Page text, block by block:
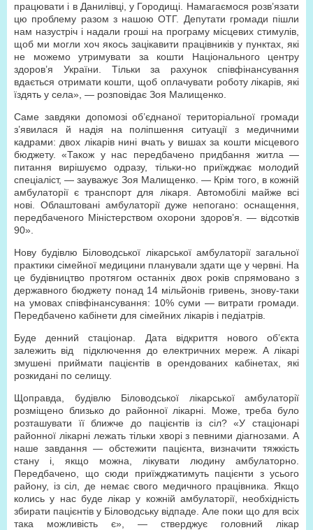
працювати і в Данилівці, у Городищі. Намагаємося розв’язати
цю проблему разом з нашою ОТГ. Депутати громади пішли
нам назустріч і надали гроші на програму місцевих стимулів,
щоб ми могли хоч якось зацікавити працівників у пунктах, які
не можемо утримувати за кошти Національного центру
здоров’я України. Тільки за рахунок співфінансування
вдається отримати кошти, щоб оплачувати роботу лікарів, які
їздять у села», — розповідає Зоя Малищенко.
Саме завдяки допомозі об’єднаної територіальної громади
з’явилася й надія на поліпшення ситуації з медичними
кадрами: двох лікарів нині вчать у вишах за кошти місцевого
бюджету. «Також у нас передбачено придбання житла —
питання вирішуємо одразу, тільки-но приїжджає молодий
спеціаліст, — зауважує Зоя Малищенко. — Крім того, в кожній
амбулаторії є транспорт для лікаря. Автомобілі майже всі
нові. Облаштовані амбулаторії дуже непогано: оснащення,
передбаченого Міністерством охорони здоров’я. — відсотків
90».
Нову будівлю Біловодської лікарської амбулаторії загальної
практики сімейної медицини планували здати ще у червні. На
це будівництво протягом останніх двох років спрямовано з
державного бюджету понад 14 мільйонів гривень, знову-таки
на умовах співфінансування: 10% суми — витрати громади.
Передбачено кабінети для сімейних лікарів і педіатрів.
Буде денний стаціонар. Дата відкриття нового об’єкта
залежить від підключення до електричних мереж. А лікарі
змушені приймати пацієнтів в орендованих кабінетах, які
розкидані по селищу.
Щоправда, будівлю Біловодської лікарської амбулаторії
розміщено близько до районної лікарні. Може, треба було
розташувати її ближче до пацієнтів із сіл? «У стаціонарі
районної лікарні лежать тільки хворі з певними діагнозами. А
наше завдання — обстежити пацієнта, визначити тяжкість
стану і, якщо можна, лікувати людину амбулаторно.
Передбачено, що сюди приїжджатимуть пацієнти з усього
району, із сіл, де немає свого медичного працівника. Якщо
колись у нас буде лікар у кожній амбулаторії, необхідність
збирати пацієнтів у Біловодську відпаде. Але поки що для всіх
така можливість є», — стверджує головний лікар